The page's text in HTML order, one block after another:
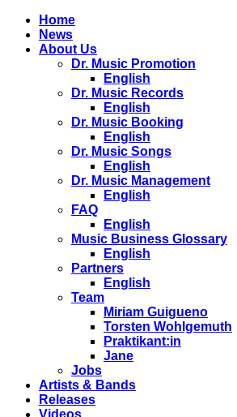
Home
News
About Us
Dr. Music Promotion
English
Dr. Music Records
English
Dr. Music Booking
English
Dr. Music Songs
English
Dr. Music Management
English
FAQ
English
Music Business Glossary
English
Partners
English
Team
Miriam Guigueno
Torsten Wohlgemuth
Praktikant:in
Jane
Jobs
Artists & Bands
Releases
Videos